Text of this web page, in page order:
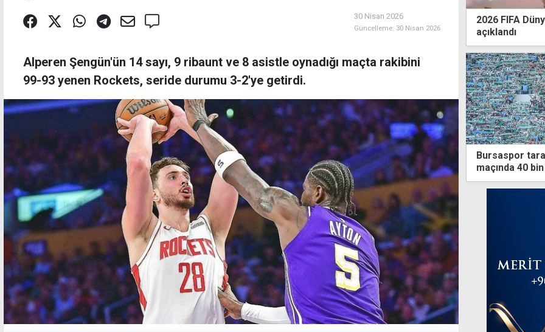
30 Nisan 2026
Güncelleme: 30 Nisan 2026
Alperen Şengün'ün 14 sayı, 9 ribaunt ve 8 asistle oynadığı maçta rakibini
99-93 yenen Rockets, seride durumu 3-2'ye getirdi.
2026 FIFA
açıklandı
Bursaspor
maçında 40